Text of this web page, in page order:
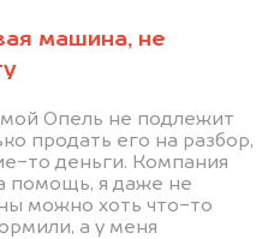
машина, не
мой Опель не подлежит
продать его на разбор,
то деньги. Компания
помощь, я даже не
можно хоть что-то
а у меня